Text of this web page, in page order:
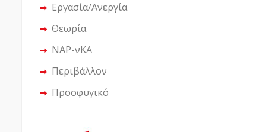
Εργασία/Ανεργία
Θεωρία
ΝΑΡ-νΚΑ
Περιβάλλον
Προσφυγικό